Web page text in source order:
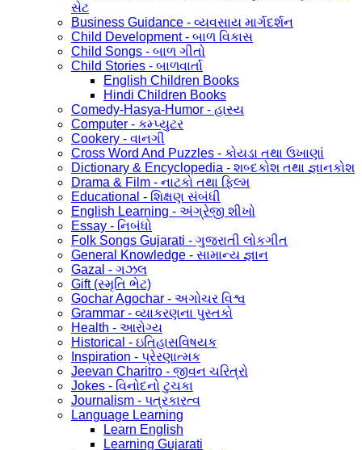
સેટ
Business Guidance - વ્યવસાય માર્ગદર્શન
Child Development - બાળ વિકાસ
Child Songs - બાળ ગીતો
Child Stories - બાળવાર્તા
English Children Books
Hindi Children Books
Comedy-Hasya-Humor - હાસ્ય
Computer - કમ્પ્યુટર
Cookery - વાનગી
Cross Word And Puzzles - કોયડા તથા ઉખાણાં
Dictionary & Encyclopedia - શબ્દકોશ તથા જ્ઞાનકોશ
Drama & Film - નાટકો તથા ફિલ્મ
Educational - શિક્ષણ સંબંધી
English Learning - અંગ્રેજી શીખો
Essay - નિબંધો
Folk Songs Gujarati - ગુજરાતી લોકગીત
General Knowledge - સામાન્ય જ્ઞાન
Gazal - ગઝલ
Gift (સ્મૃતિ ભેટ)
Gochar Agochar - અગોચર વિશ્વ
Grammar - વ્યાકરણના પુસ્તકો
Health - આરોગ્ય
Historical - ઇતિહાસવિષયક
Inspiration - પ્રેરણાત્મક
Jeevan Charitro - જીવન ચરિત્રો
Jokes - વિનોદનો ટુચકા
Journalism - પત્રકારત્વ
Language Learning
Learn English
Learning Gujarati